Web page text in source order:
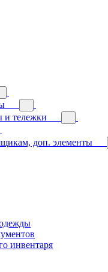
и тележки
доп. элементы
инвентаря